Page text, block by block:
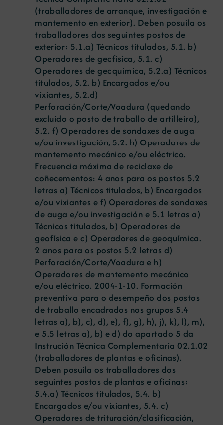
(traballadores de arranque, investigación e
mantemento en exterior). Deben posuíla os
traballadores dos seguintes postos de
exterior: 5.1.a) Técnicos titulados, 5.1. b)
Operadores de geofísica, 5.1. c)
Operadores de geoquímica, 5.2.a) Técnicos
titulados, 5.2. b) Encargados e/ou
vixiantes, 5.2.d)
Perforación/Corte/Voadura (quedando
excluído o posto de traballo de artilleiro),
5.2. f) Operadores de sondaxes de auga
e/ou investigación, 5.2. h) Operadores de
mantemento mecánico e/ou eléctrico.
Frecuencia máxima de reciclaxe de
coñecementos: 4 anos para os postos 5.2
letras a) Técnicos titulados, b) Encargados
e/ou vixiantes e f) Operadores de sondaxes
de auga e/ou investigación e 5.1 letras a)
Técnicos titulados, b) Operadores de
geofísica e c) Operadores de geoquímica.
2 anos para os postos 5.2 letras d)
Perforación/Corte/Voadura e h)
Operadores de mantemento mecánico
e/ou eléctrico. 2004-1-10. Formación
preventiva para o desempeño dos postos
de traballo encadrados nos grupos 5.4
letras a), b), c), d), e), f), g), h), j), k), l), m),
e 5.5 letras a), b) e d) do apartado 5 da
Instrución Técnica Complementaria 02.1.02
(traballadores de plantas e oficinas).
Deben posuíla os traballadores dos
seguintes postos de plantas e oficinas:
5.4.a) Técnicos titulados, 5.4. b)
Encargados e/ou vixiantes, 5.4. c)
Operadores de trituración/clasificación,